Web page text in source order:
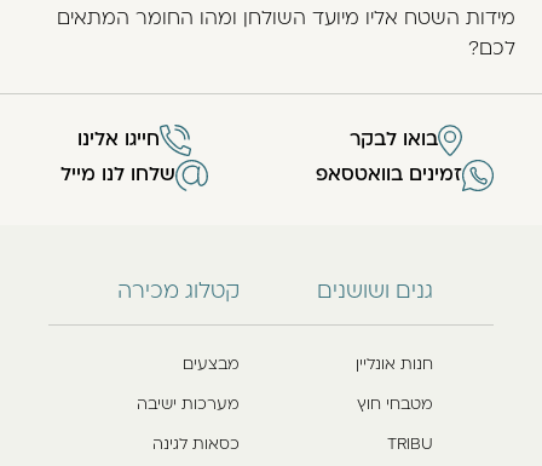
מידות השטח אליו מיועד השולחן ומהו החומר המתאים
לכם?
גנים ושושנים
חנות אונליין
מטבחי חוץ
TRIBU
קטלוג מכירה
מבצעים
מערכות ישיבה
כסאות לגינה
בואו לבקר
חייגו אלינו
זמינים בוואטסאפ
שלחו לנו מייל